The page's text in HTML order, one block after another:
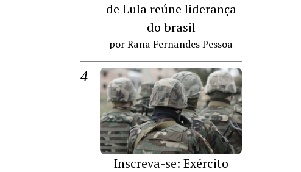
de Lula reúne liderança
do brasil
por Rana Fernandes Pessoa
Inscreva-se: Exército